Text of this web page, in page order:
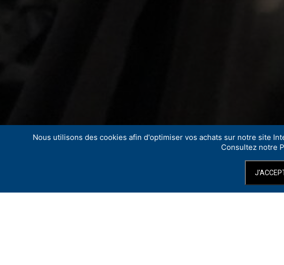
Nous utilisons des cookies afin d'optimiser vos achats sur notre site
Consultez notre